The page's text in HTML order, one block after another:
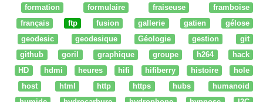
formation
formulaire fraiseuse
framboise
français
ftp fusion gallerie gatien
gélose
geodesic
geodesique Géologie gestion
git
github
goril graphique groupe h264
hack
HD
hdmi heures hifi hifiberry histoire
hole
host
html http https hubs
humanoid